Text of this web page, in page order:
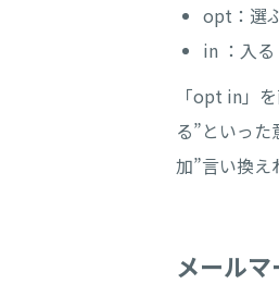
opt：選
in ：入
「opt in」
る”といっ
加”言い換え
メール